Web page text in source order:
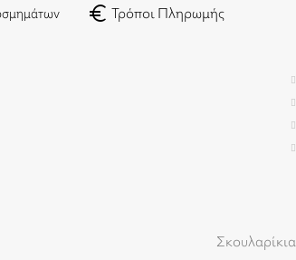
euro Τρόποι Πληρωμής
Σκουλαρίκια